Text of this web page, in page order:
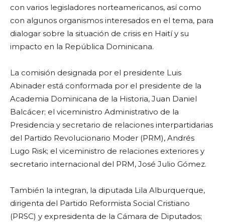
b
o
o
k
A
p
p
ar
ti
r
con varios legisladores norteamericanos, así como
con algunos organismos interesados en el tema, para
dialogar sobre la situación de crisis en Haití y su
impacto en la República Dominicana.
La comisión designada por el presidente Luis
Abinader está conformada por el presidente de la
Academia Dominicana de la Historia, Juan Daniel
Balcácer; el viceministro Administrativo de la
Presidencia y secretario de relaciones interpartidarias
del Partido Revolucionario Moder (PRM), Andrés
Lugo Risk; el viceministro de relaciones exteriores y
secretario internacional del PRM, José Julio Gómez.
También la integran, la diputada Lila Alburquerque,
dirigenta del Partido Reformista Social Cristiano
(PRSC) y expresidenta de la Cámara de Diputados;